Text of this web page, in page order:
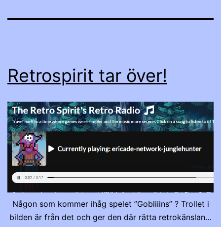
Retrospirit tar över!
Någon som kommer ihåg spelet ”Gobliiins” ? Trollet i
bilden är från det och ger den där rätta retrokänslan…